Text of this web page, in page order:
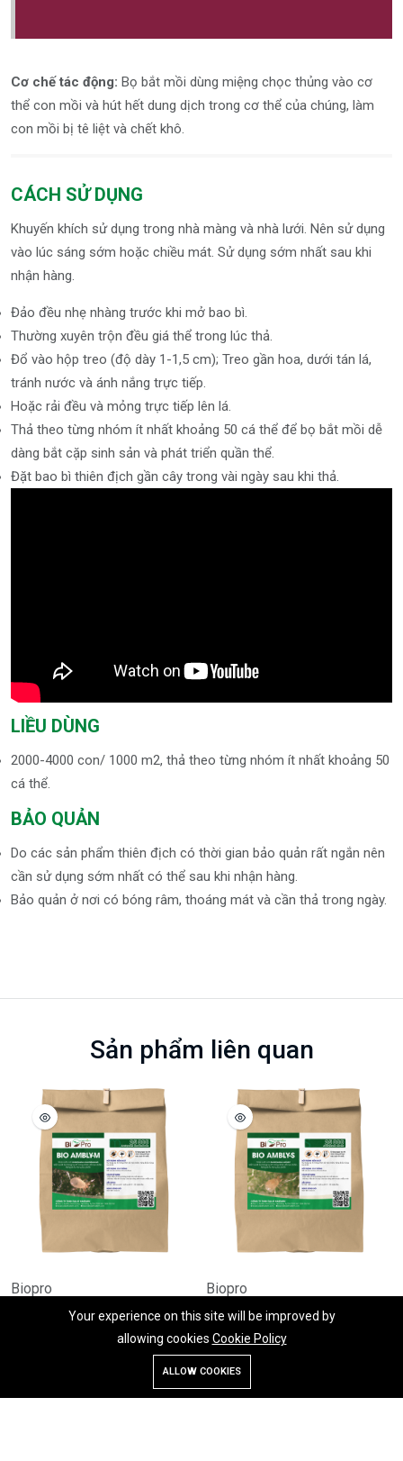
Tài khoản
Cơ chế tác động: Bọ bắt mồi dùng miệng chọc thủng vào cơ
thể con mồi và hút hết dung dịch trong cơ thể của chúng, làm
con mồi bị tê liệt và chết khô.
CÁCH SỬ DỤNG
Khuyến khích sử dụng trong nhà màng và nhà lưới. Nên sử dụng
vào lúc sáng sớm hoặc chiều mát. Sử dụng sớm nhất sau khi
nhận hàng.
Đảo đều nhẹ nhàng trước khi mở bao bì.
Thường xuyên trộn đều giá thể trong lúc thả.
Đổ vào hộp treo (độ dày 1-1,5 cm); Treo gần hoa, dưới tán lá,
tránh nước và ánh nắng trực tiếp.
Hoặc rải đều và mỏng trực tiếp lên lá.
Thả theo từng nhóm ít nhất khoảng 50 cá thể để bọ bắt mồi dễ
dàng bắt cặp sinh sản và phát triển quần thể.
Đặt bao bì thiên địch gần cây trong vài ngày sau khi thả.
LIỀU DÙNG
2000-4000 con/ 1000 m2, thả theo từng nhóm ít nhất khoảng 50
cá thể.
BẢO QUẢN
Do các sản phẩm thiên địch có thời gian bảo quản rất ngắn nên
cần sử dụng sớm nhất có thể sau khi nhận hàng.
Bảo quản ở nơi có bóng râm, thoáng mát và cần thả trong ngày.
Sản phẩm liên quan
Biopro
Bio Ambly-M
Biopro
Bio Ambly-S
Your experience on this site will be improved by
allowing cookies Cookie Policy
ALLOW COOKIES